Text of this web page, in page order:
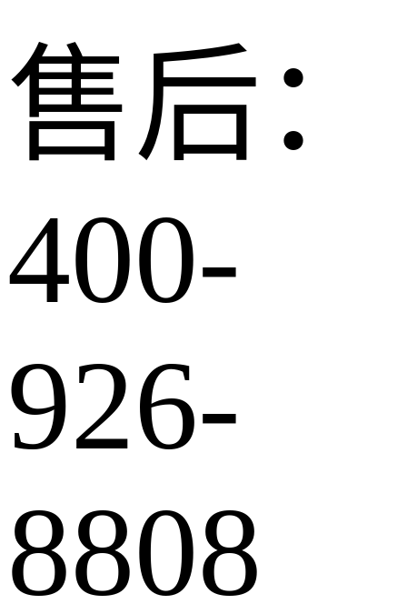
售后：
400-
926-
8808